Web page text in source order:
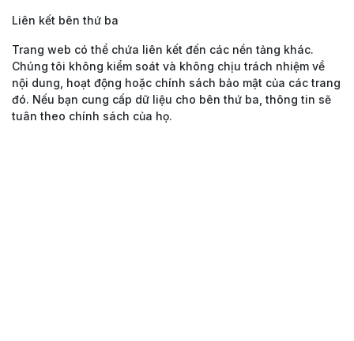
Liên kết bên thứ ba
Trang web có thể chứa liên kết đến các nền tảng khác.
Chúng tôi không kiểm soát và không chịu trách nhiệm về
nội dung, hoạt động hoặc chính sách bảo mật của các trang
đó. Nếu bạn cung cấp dữ liệu cho bên thứ ba, thông tin sẽ
tuân theo chính sách của họ.